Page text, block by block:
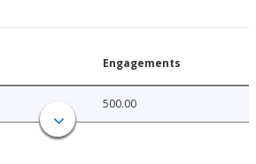
Engagements
500.00